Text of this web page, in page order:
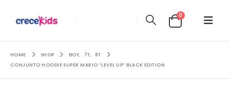
0
HOME SHOP BOY, 7T,
8T
CONJUNTO HOODIE SUPER MARIO “LEVEL UP” BLACK EDITION